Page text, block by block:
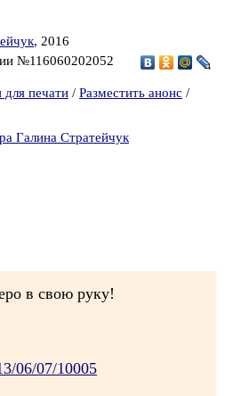
, 2016
№116060202052
для печати / Разместить анонс /
Галина Стратейчук
в свою руку!
06/07/10005